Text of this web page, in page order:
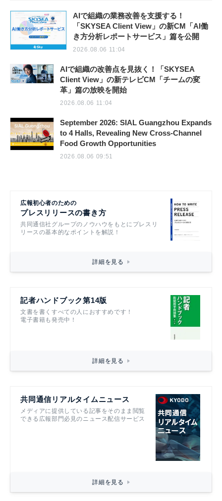
AIで組織の業務改善を支援する！
「SKYSEA Client View」の新CM「AI働
き方分析レポートサービス」篇を公開
2026.08.06 11:04
AIで組織の改善点を見抜く！「SKYSEA
Client View」の新テレビCM「チームの変
革」篇の放映を開始
2026.08.06 11:04
September 2026: SIAL Guangzhou Expands
to 4 Halls, Revealing New Cross-Channel
Food Growth Opportunities
2026.08.06 09:51
広報初心者のための
プレスリリースの書き方
共同通信社グループのノウハウをもとにプレスリ
リースの基本的なポイントを解説！
詳細を見る
記者ハンドブック第14版
文書を書くすべての人におすすめです！
電子書籍も発売中！
詳細を見る
共同通信リアルタイムニュース
メディアに提供している記事をそのまま閲覧
できる広報部門必見のニュース配信サービス
詳細を見る